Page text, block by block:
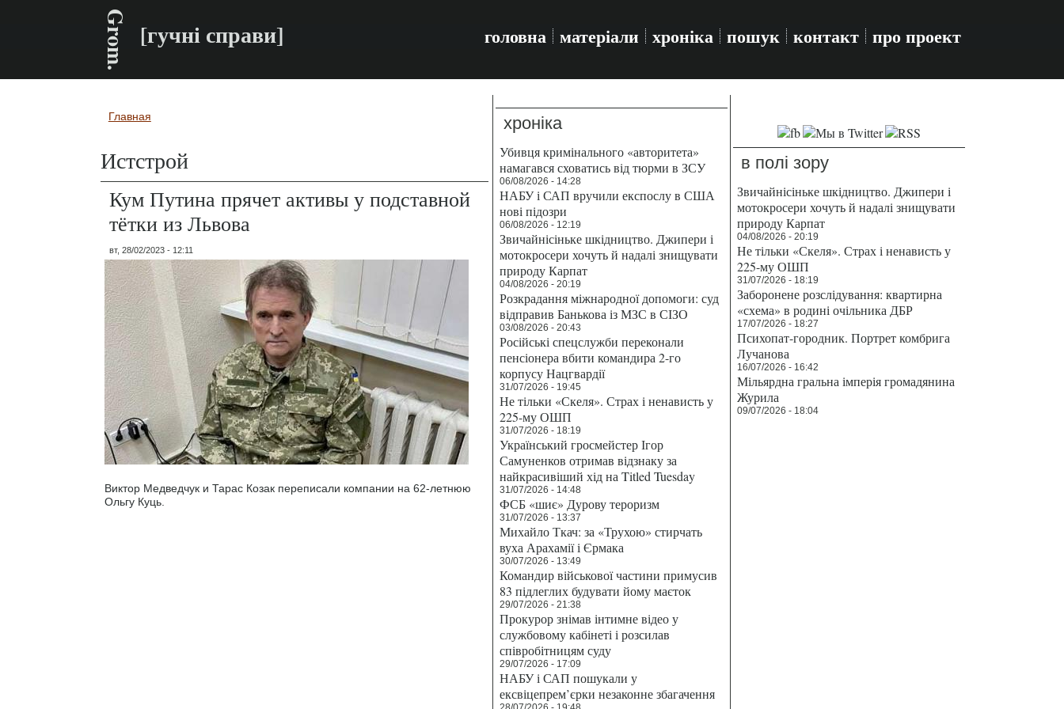
Grom. [гучні справи] головна матеріали хроніка пошук контакт про проект
Вы здесь
Главная
Истстрой
Кум Путина прячет активы у подставной
тётки из Львова
вт, 28/02/2023 - 12:11
Виктор Медведчук и Тарас Козак переписали компании на 62-летнюю
Ольгу Куць.
хроніка
Убивця кримінального «авторитета»
намагався сховатись від тюрми в ЗСУ
06/08/2026 - 14:28
НАБУ і САП вручили експослу в США
нові підозри
06/08/2026 - 12:19
Звичайнісіньке шкідництво. Джипери і
мотокросери хочуть й надалі знищувати
природу Карпат
04/08/2026 - 20:19
Розкрадання міжнародної допомоги: суд
відправив Банькова із МЗС в СІЗО
03/08/2026 - 20:43
Російські спецслужби переконали
пенсіонера вбити командира 2-го
корпусу Нацгвардії
31/07/2026 - 19:45
Не тільки «Скеля». Страх і ненависть у
225-му ОШП
31/07/2026 - 18:19
Український гросмейстер Ігор
Самуненков отримав відзнаку за
найкрасивіший хід на Titled Tuesday
31/07/2026 - 14:48
ФСБ «шиє» Дурову тероризм
31/07/2026 - 13:37
Михайло Ткач: за «Трухою» стирчать
вуха Арахамії і Єрмака
30/07/2026 - 13:49
Командир військової частини примусив
83 підлеглих будувати йому маєток
29/07/2026 - 21:38
Прокурор знімав інтимне відео у
службовому кабінеті і розсилав
співробітницям суду
29/07/2026 - 17:09
НАБУ і САП пошукали у
ексвіцепрем’єрки незаконне збагачення
в полі зору
Звичайнісіньке шкідництво. Джипери і
мотокросери хочуть й надалі знищувати
природу Карпат
04/08/2026 - 20:19
Не тільки «Скеля». Страх і ненависть у
225-му ОШП
31/07/2026 - 18:19
Заборонене розслідування: квартирна
«схема» в родині очільника ДБР
17/07/2026 - 18:27
Психопат-городник. Портрет комбрига
Лучанова
16/07/2026 - 16:42
Мільярдна гральна імперія громадянина
Журила
09/07/2026 - 18:04